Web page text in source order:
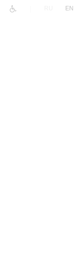
EN